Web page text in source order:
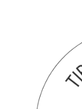
Suggestions de
Panier
l'huile d'olive